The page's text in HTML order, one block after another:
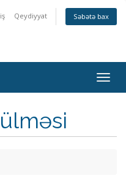
Qeydiyyat Səbətə bax